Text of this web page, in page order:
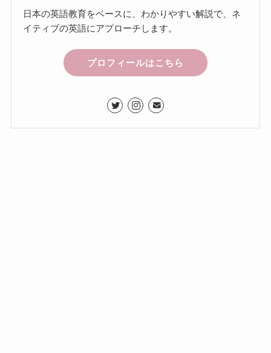
日本の英語教育をベースに、わかりやすい解説で、ネ
イティブの英語にアプローチします。
プロフィールはこちら